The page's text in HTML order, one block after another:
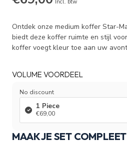
Incl. btw
Ontdek onze medium koffer Star-
biedt deze koffer ruimte en stijl
koffer voegt kleur toe aan uw
VOLUME VOORDEEL
No discount
1 Piece
€69,00
MAAK JE SET COMPLEET